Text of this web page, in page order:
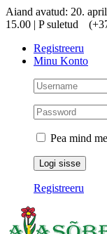
Skip
to
Aiand avatud: 20.
15.00 | P suletud
Registreeru
Minu Konto
Pea mind
Registreeru